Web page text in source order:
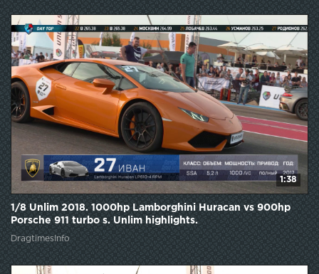
1:38
1/8 Unlim 2018. 1000hp Lamborghini Huracan vs 900hp
Porsche 911 turbo s. Unlim highlights.
DragtimesInfo